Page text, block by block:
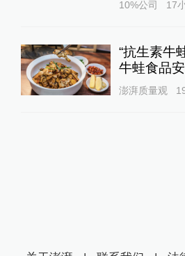
10%公司 17
“抗生素牛
牛蛙食品
澎湃质量观